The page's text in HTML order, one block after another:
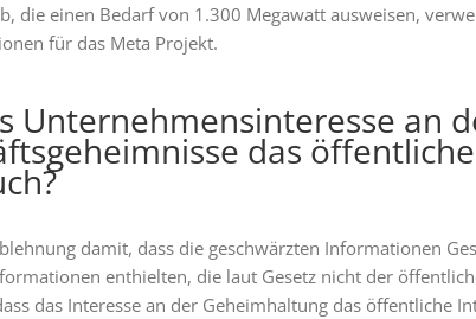
die einen Bedarf von 1.300 Megawatt ausweisen,
für das Meta Projekt.
Unternehmensinteresse an
das
damit, dass die geschwärzten Informationen
enthielten, die laut Gesetz nicht der
das Interesse an der Geheimhaltung das öffentliche